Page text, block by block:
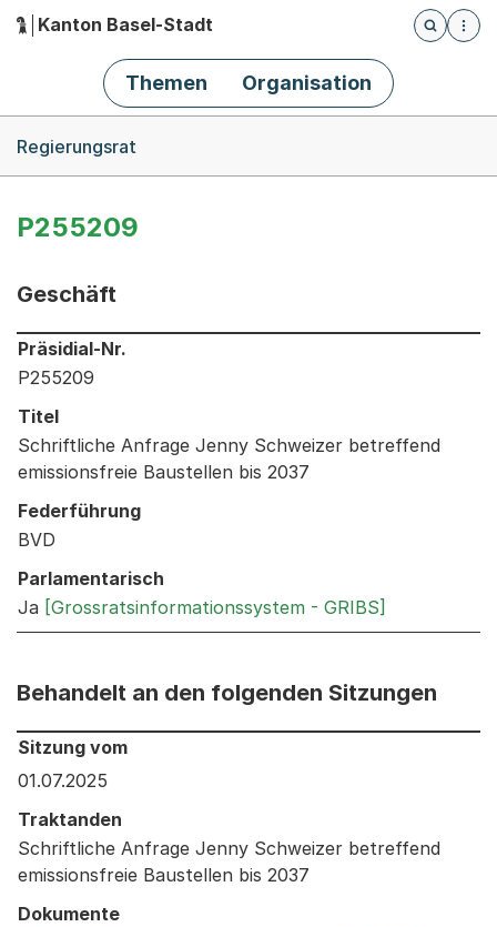
Hauptnavigation
Kanton Basel-Stadt
Öffnet
Themen Organisation
Regierungsrat
P255209
Geschäft
Informationen zum Ausgewählten Geschäft
Präsidial-Nr.
P255209
Titel
Schriftliche Anfrage Jenny Schweizer betreffend
emissionsfreie Baustellen bis 2037
Federführung
BVD
Parlamentarisch
Ja [Grossratsinformationssystem - GRIBS]
Behandelt an den folgenden Sitzungen
Behandelt an den folgenden Sitzungen: Informationen
Sitzung vom
01.07.2025
Traktanden
Schriftliche Anfrage Jenny Schweizer betreffend
emissionsfreie Baustellen bis 2037
Dokumente